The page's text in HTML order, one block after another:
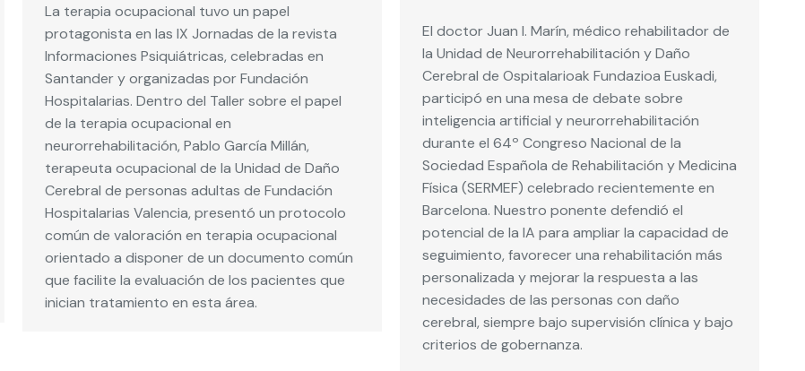
El doctor Juan I. Marín, médico rehabilitador de
la Unidad de Neurorrehabilitación y Daño
Cerebral de Ospitalarioak Fundazioa Euskadi,
participó en una mesa de debate sobre
inteligencia artificial y neurorrehabilitación
durante el 64º Congreso Nacional de la
Sociedad Española de Rehabilitación y Medicina
Física (SERMEF) celebrado recientemente en
Barcelona. Nuestro ponente defendió el
potencial de la IA para ampliar la capacidad de
seguimiento, favorecer una rehabilitación más
personalizada y mejorar la respuesta a las
necesidades de las personas con daño
cerebral, siempre bajo supervisión clínica y bajo
criterios de gobernanza.
La terapia ocupacional tuvo un papel
protagonista en las IX Jornadas de la revista
Informaciones Psiquiátricas, celebradas en
Santander y organizadas por Fundación
Hospitalarias. Dentro del Taller sobre el papel
de la terapia ocupacional en
neurorrehabilitación, Pablo García Millán,
terapeuta ocupacional de la Unidad de Daño
Cerebral de personas adultas de Fundación
Hospitalarias Valencia, presentó un protocolo
común de valoración en terapia ocupacional
orientado a disponer de un documento común
que facilite la evaluación de los pacientes que
inician tratamiento en esta área.